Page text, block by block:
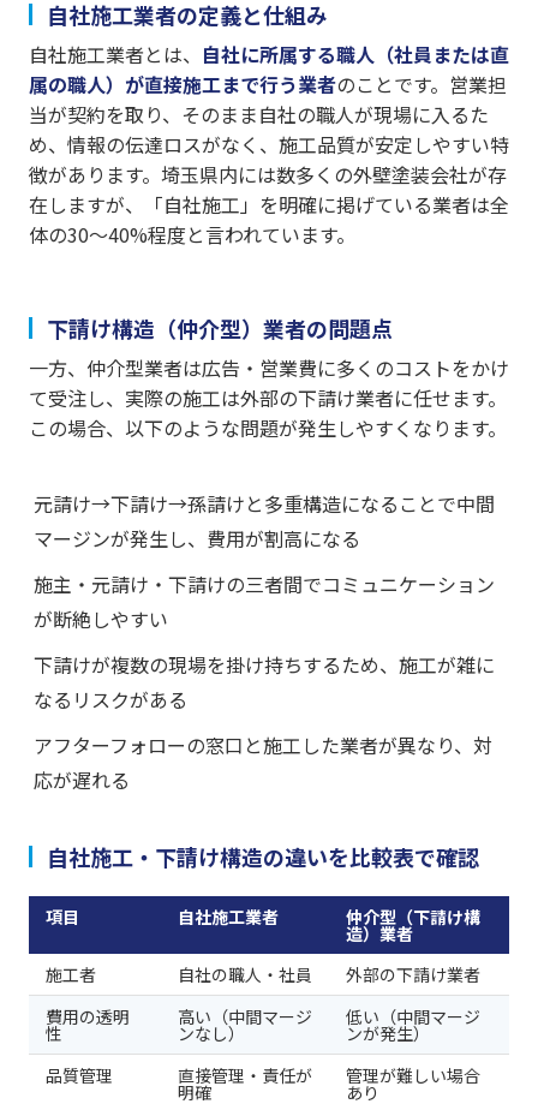
自社施工業者の定義と仕組み
自社施工業者とは、 自社に所属する職人（社員または直
属の職人）が直接施工まで行う業者のことです。営業担
当が契約を取り、そのまま自社の職人が現場に入るた
め、情報の伝達ロスがなく、施工品質が安定しやすい特
徴があります。埼玉県内には数多くの外壁塗装会社が存
在しますが、「自社施工」を明確に掲げている業者は全
体の30〜40%程度と言われています。
下請け構造（仲介型）業者の問題点
一方、仲介型業者は広告・営業費に多くのコストをかけ
て受注し、実際の施工は外部の下請け業者に任せます。
この場合、以下のような問題が発生しやすくなります。
元請け→下請け→孫請けと多重構造になることで中間
マージンが発生し、費用が割高になる
施主・元請け・下請けの三者間でコミュニケーション
が断絶しやすい
下請けが複数の現場を掛け持ちするため、施工が雑に
なるリスクがある
アフターフォローの窓口と施工した業者が異なり、対
応が遅れる
自社施工・下請け構造の違いを比較表で確認
項目 自社施工業者 仲介型（下請け構
造）業者
施工者
自社の職人・社員
外部の下請け業者
費用の透明
性
高い（中間マージ
ンなし）
低い（中間マージ
ンが発生）
品質管理
直接管理・責任が
明確
管理が難しい場合
あり